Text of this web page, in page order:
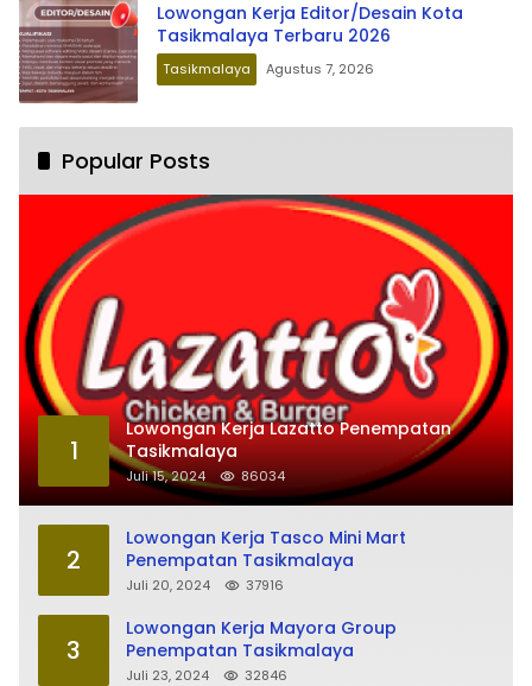
Lowongan Kerja Editor/Desain Kota
Tasikmalaya Terbaru 2026
Tasikmalaya Agustus 7, 2026
Popular Posts
1
Lowongan Kerja Lazatto Penempatan
Tasikmalaya
Juli 15, 2024 86034
2
Lowongan Kerja Tasco Mini Mart
Penempatan Tasikmalaya
Juli 20, 2024 37916
3
Lowongan Kerja Mayora Group
Penempatan Tasikmalaya
Juli 23, 2024 32846